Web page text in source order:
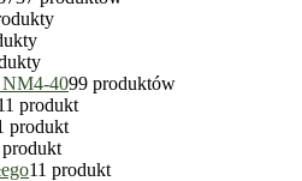
NM4-4099 produktów
1 produkt
produkt
produkt
11 produkt